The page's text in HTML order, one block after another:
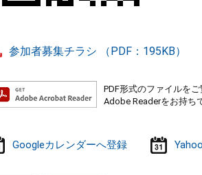
参加者募集チラシ （PDF：195KB）
PDF形式のファイルを
Adobe Readerをお持ち
Googleカレンダーへ登録